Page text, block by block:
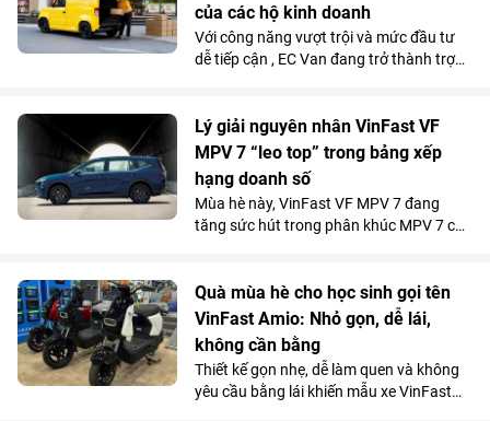
của các hộ kinh doanh
Với công năng vượt trội và mức đầu tư
dễ tiếp cận , EC Van đang trở thành trợ
rõ qua doanh số 1.092 xe bán ra trong
tháng 5/2026, giúp mẫu xe tải điện của
VinFast góp mặt trong top 10 xe bán
chạy nhất toàn thị trường.
Lý giải nguyên nhân VinFast VF
MPV 7 “leo top” trong bảng xếp
hạng doanh số
Mùa hè này, VinFast VF MPV 7 đang
tăng sức hút trong phân khúc MPV 7 chỗ
chuyến đi xa.
Quà mùa hè cho học sinh gọi tên
VinFast Amio: Nhỏ gọn, dễ lái,
không cần bằng
Thiết kế gọn nhẹ, dễ làm quen và không
yêu cầu bằng lái khiến mẫu xe VinFast